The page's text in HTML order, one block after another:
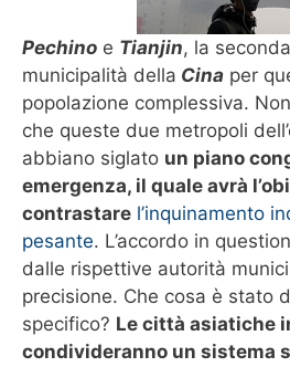
Pechino e Tianjin, la
municipalità della Cina per
popolazione complessiva.
che queste due metropoli
abbiano siglato un piano
emergenza, il quale avrà
contrastare l’inquinamento
pesante. L’accordo in
dalle rispettive autorità
precisione. Che cosa è stato
specifico? Le città asiatiche
condivideranno un sistema